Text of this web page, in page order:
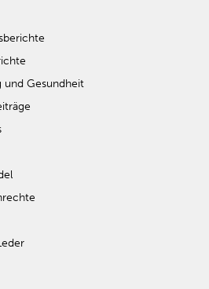
und Gesundheit